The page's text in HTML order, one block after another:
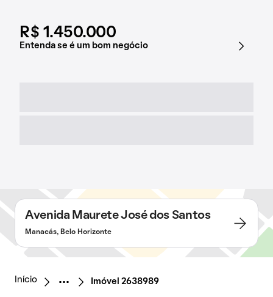
R$ 1.450.000
Entenda se é um bom negócio
Avenida Maurete José dos Santos
Manacás, Belo Horizonte
Início Imóvel 2638989